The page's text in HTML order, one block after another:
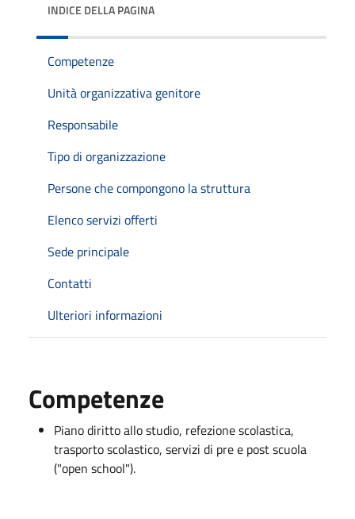
INDICE DELLA PAGINA
Competenze
Unità organizzativa genitore
Responsabile
Tipo di organizzazione
Persone che compongono la struttura
Elenco servizi offerti
Sede principale
Contatti
Ulteriori informazioni
Competenze
Piano diritto allo studio, refezione scolastica,
trasporto scolastico, servizi di pre e post scuola
("open school").